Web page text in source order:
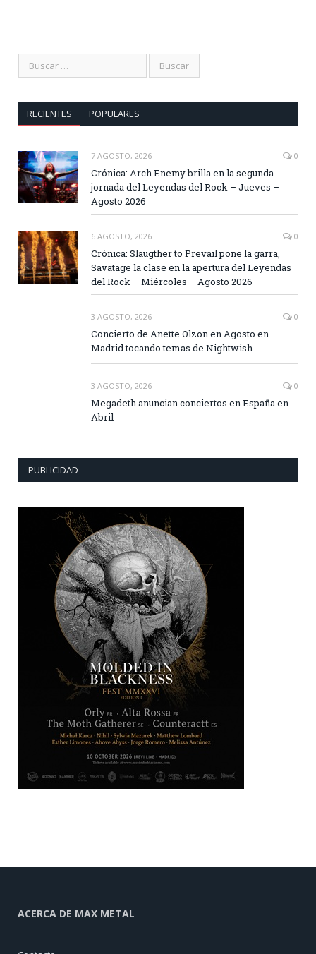
RECIENTES POPULARES
7 AGOSTO, 2026 0
Crónica: Arch Enemy brilla en la segunda
jornada del Leyendas del Rock – Jueves –
Agosto 2026
6 AGOSTO, 2026 0
Crónica: Slaugther to Prevail pone la garra,
Savatage la clase en la apertura del Leyendas
del Rock – Miércoles – Agosto 2026
3 AGOSTO, 2026 0
Concierto de Anette Olzon en Agosto en
Madrid tocando temas de Nightwish
3 AGOSTO, 2026 0
Megadeth anuncian conciertos en España en
Abril
PUBLICIDAD
ACERCA DE MAX METAL